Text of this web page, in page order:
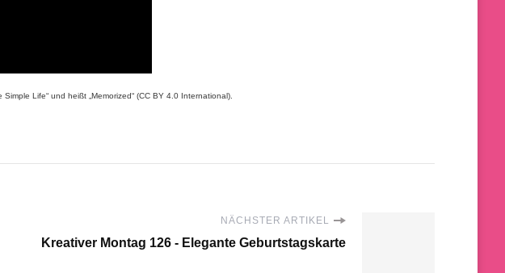
Life“ und heißt „Memorized“ (CC BY 4.0 International).
NÄCHSTER ARTIKEL
Kreativer Montag 126 - Elegante Geburtstagskarte